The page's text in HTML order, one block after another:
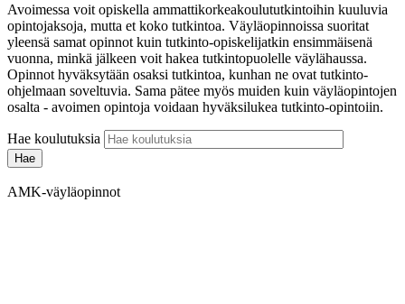
Avoimessa voit opiskella ammattikorkeakoulututkintoihin kuuluvia
opintojaksoja, mutta et koko tutkintoa. Väyläopinnoissa suoritat
yleensä samat opinnot kuin tutkinto-opiskelijatkin ensimmäisenä
vuonna, minkä jälkeen voit hakea tutkintopuolelle väylähaussa.
Opinnot hyväksytään osaksi tutkintoa, kunhan ne ovat tutkinto-
ohjelmaan soveltuvia. Sama pätee myös muiden kuin väyläopintojen
osalta - avoimen opintoja voidaan hyväksilukea tutkinto-opintoiin.
Hae koulutuksia
AMK-väyläopinnot